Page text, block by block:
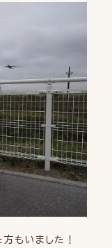
もいました！